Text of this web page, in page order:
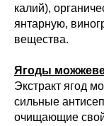
калий),
янтарную,
вещества.
Ягоды
Экстракт ягод
сильные
очищающие